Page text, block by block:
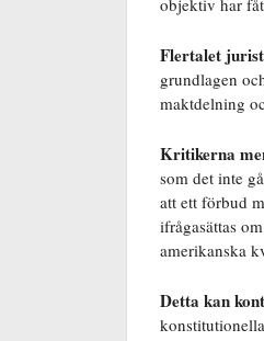
Flertalet
grundlagen
maktdelning
Kritikerna
som det inte
att ett förbud
ifrågasättas
amerikanska
Detta kan